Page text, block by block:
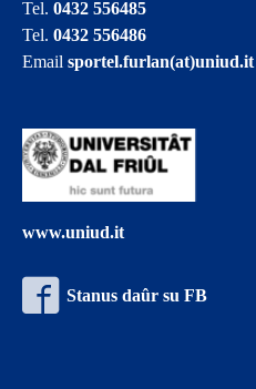
Tel.0432 556485
Tel.0432 556486
Emailsportel.furlan(at)uniud.it
www.uniud.it
Stanus daûr su FB